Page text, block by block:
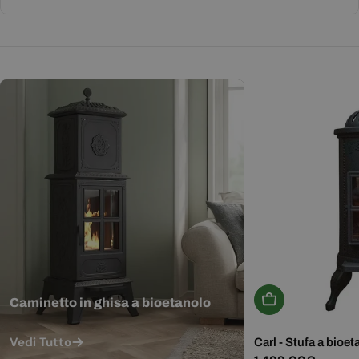
Caminetto in ghisa a bioetanolo
Vedi Tutto
Aggiungi Al
Carl - Stufa a